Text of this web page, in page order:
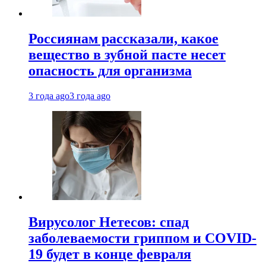
Россиянам рассказали, какое
вещество в зубной пасте несет
опасность для организма
3 года ago3 года ago
Вирусолог Нетесов: спад
заболеваемости гриппом и COVID-
19 будет в конце февраля